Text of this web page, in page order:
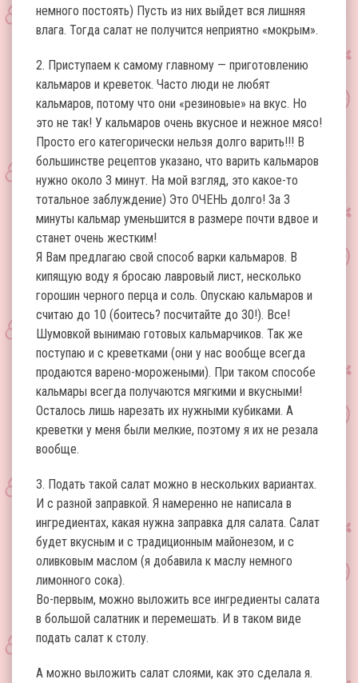
немного постоять) Пусть из них выйдет вся лишняя
влага. Тогда салат не получится неприятно «мокрым».
2. Приступаем к самому главному — приготовлению
кальмаров и креветок. Часто люди не любят
кальмаров, потому что они «резиновые» на вкус. Но
это не так! У кальмаров очень вкусное и нежное мясо!
Просто его категорически нельзя долго варить!!! В
большинстве рецептов указано, что варить кальмаров
нужно около 3 минут. На мой взгляд, это какое-то
тотальное заблуждение) Это ОЧЕНЬ долго! За 3
минуты кальмар уменьшится в размере почти вдвое и
станет очень жестким!
Я Вам предлагаю свой способ варки кальмаров. В
кипящую воду я бросаю лавровый лист, несколько
горошин черного перца и соль. Опускаю кальмаров и
считаю до 10 (боитесь? посчитайте до 30!). Все!
Шумовкой вынимаю готовых кальмарчиков. Так же
поступаю и с креветками (они у нас вообще всегда
продаются варено-морожеными). При таком способе
кальмары всегда получаются мягкими и вкусными!
Осталось лишь нарезать их нужными кубиками. А
креветки у меня были мелкие, поэтому я их не резала
вообще.
3. Подать такой салат можно в нескольких вариантах.
И с разной заправкой. Я намеренно не написала в
ингредиентах, какая нужна заправка для салата. Салат
будет вкусным и с традиционным майонезом, и с
оливковым маслом (я добавила к маслу немного
лимонного сока).
Во-первым, можно выложить все ингредиенты салата
в большой салатник и перемешать. И в таком виде
подать салат к столу.
А можно выложить салат слоями, как это сделала я.